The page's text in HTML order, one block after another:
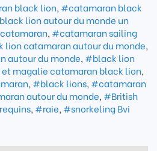
black lion, #catamaran black
lion autour du monde un
, #catamaran sailing
lion catamaran autour du monde,
autour du monde, #black lion
magalie catamaran black lion,
, #black lions, #catamaran
autour du monde, #British
, #raie, #snorkeling Bvi